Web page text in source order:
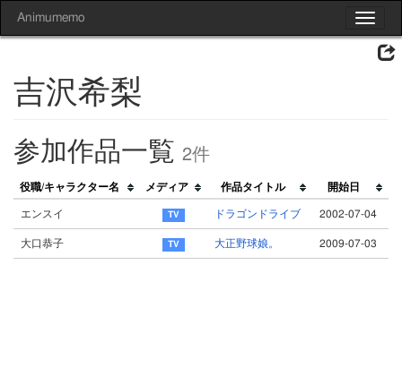
Toggle
Animumemo
吉沢希梨
参加作品一覧 2件
役職/キャラクター名 メディア 作品タイトル 開始日
エンスイ ドラゴンドライブ 2002-07-04
大口恭子 大正野球娘。 2009-07-03